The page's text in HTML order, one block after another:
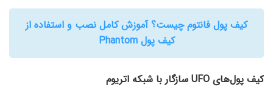
کیف پول فانتوم چیست؟ آموزش کامل نصب و استفاده از
کیف پول Phantom
کیف پول‌های UFO سازگار با شبکه اتریوم